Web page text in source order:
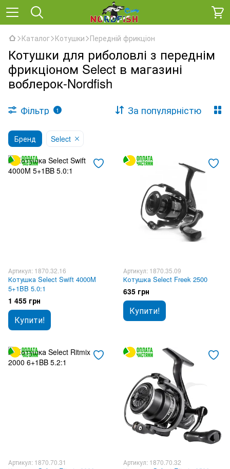
Каталог Котушки Передній фрикціон
Котушки для риболовлі з переднім
фрикціоном Select в магазині
воблерок-Nordfish
Фільтр 1 За популярністю
Бренд Select
Артикул: 1870.32.16
Котушка Select Swift 4000M
5+1BB 5.0:1
1 455 грн
Купити!
Артикул: 1870.35.09
Котушка Select Freek 2500
635 грн
Купити!
Артикул: 1870.70.31 Артикул: 1870.70.32